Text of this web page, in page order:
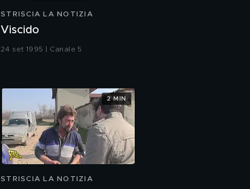
STRISCIA LA NOTIZIA
Viscido
24 set 1995 | Canale 5
STRISCIA LA NOTIZIA
2 MIN